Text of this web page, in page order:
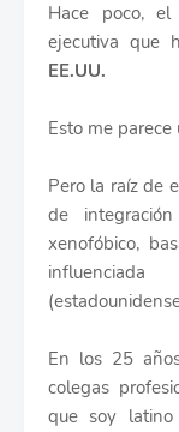
Hace poco,
ejecutiva que
EE.UU.
Esto me
Pero la raíz de
de
xenofóbico,
En los 25
colegas
que soy